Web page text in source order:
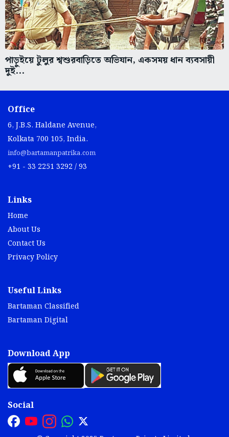
পাড়ুইয়ে টুলুর শ্বশুরবাড়িতে অভিযান, একসময় ধান ব্যবসায়ী
দুই...
Office
6, J.B.S. Haldane Avenue,
Kolkata 700 105, India.
info@bartamanpatrika.com
+91 - 33 2251 3292 / 93
Links
Home
About Us
Contact Us
Privacy Policy
Useful Links
Bartaman Classified
Bartaman Digital
Download App
Social